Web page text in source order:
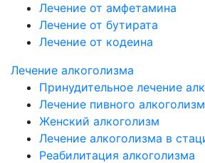
Лечение от амфетамина
Лечение от бутирата
Лечение от кодеина
Лечение алкоголизма
Принудительное лечение
Лечение пивного
Женский алкоголизм
Лечение алкоголизма в
Реабилитация алкоголизма